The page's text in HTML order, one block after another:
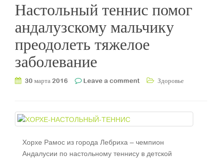
Настольный теннис помог
андалузскому мальчику
преодолеть тяжелое
заболевание
30 марта 2016 Leave a comment Здоровье
Хорхе Рамос из города Лебриха – чемпион
Андалусии по настольному теннису в детской